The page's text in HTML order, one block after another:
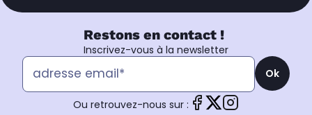
Restons en contact !
Inscrivez-vous à la newsletter
Ok
Ou retrouvez-nous sur :